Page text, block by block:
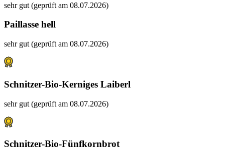
sehr gut (geprüft am 08.07.2026)
Paillasse hell
sehr gut (geprüft am 08.07.2026)
Schnitzer-Bio-Kerniges Laiberl
sehr gut (geprüft am 08.07.2026)
Schnitzer-Bio-Fünfkornbrot